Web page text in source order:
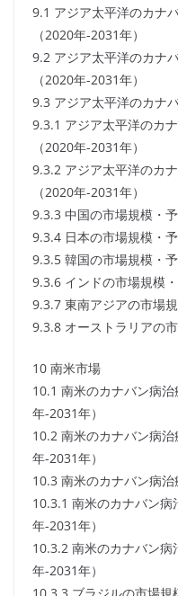
9.1 アジア太平洋のカナ
（2020年-2031年）
9.2 アジア太平洋のカナ
（2020年-2031年）
9.3 アジア太平洋のカナ
9.3.1 アジア太平洋のカ
（2020年-2031年）
9.3.2 アジア太平洋のカ
（2020年-2031年）
9.3.3 中国の市場規模・
9.3.4 日本の市場規模・
9.3.5 韓国の市場規模・
9.3.6 インドの市場規模
9.3.7 東南アジアの市場
9.3.8 オーストラリアの
10 南米市場
10.1 南米のカナバン病
年-2031年）
10.2 南米のカナバン病
年-2031年）
10.3 南米のカナバン病
10.3.1 南米のカナバン
年-2031年）
10.3.2 南米のカナバン
年-2031年）